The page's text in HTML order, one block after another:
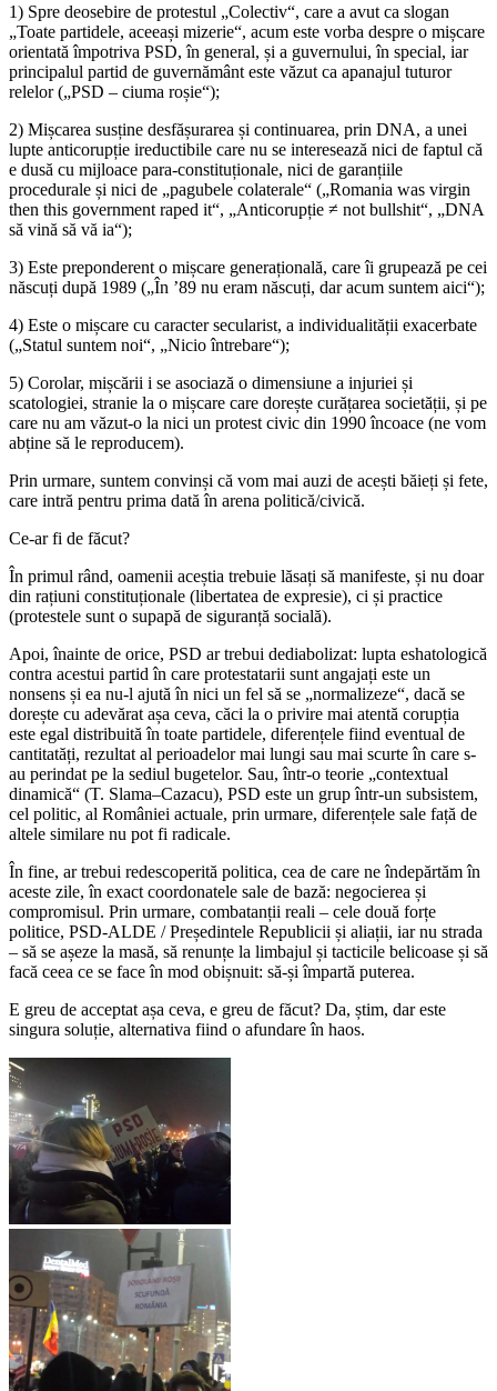
1) Spre deosebire de protestul „Colectiv“, care a avut ca slogan
„Toate partidele, aceeași mizerie“, acum este vorba despre o mișcare
orientată împotriva PSD, în general, și a guvernului, în special, iar
principalul partid de guvernământ este văzut ca apanajul tuturor
relelor („PSD – ciuma roșie“);
2) Mișcarea susține desfășurarea și continuarea, prin DNA, a unei
lupte anticorupție ireductibile care nu se interesează nici de faptul că
e dusă cu mijloace para-constituționale, nici de garanțiile
procedurale și nici de „pagubele colaterale“ („Romania was virgin
then this government raped it“, „Anticorupție ≠ not bullshit“, „DNA
să vină să vă ia“);
3) Este preponderent o mișcare generațională, care îi grupează pe cei
născuți după 1989 („În ’89 nu eram născuți, dar acum suntem aici“);
4) Este o mișcare cu caracter secularist, a individualității exacerbate
(„Statul suntem noi“, „Nicio întrebare“);
5) Corolar, mișcării i se asociază o dimensiune a injuriei și
scatologiei, stranie la o mișcare care dorește curățarea societății, și pe
care nu am văzut-o la nici un protest civic din 1990 încoace (ne vom
abține să le reproducem).
Prin urmare, suntem convinși că vom mai auzi de acești băieți și fete,
care intră pentru prima dată în arena politică/civică.
Ce-ar fi de făcut?
În primul rând, oamenii aceștia trebuie lăsați să manifeste, și nu doar
din rațiuni constituționale (libertatea de expresie), ci și practice
(protestele sunt o supapă de siguranță socială).
Apoi, înainte de orice, PSD ar trebui dediabolizat: lupta eshatologică
contra acestui partid în care protestatarii sunt angajați este un
nonsens și ea nu-l ajută în nici un fel să se „normalizeze“, dacă se
dorește cu adevărat așa ceva, căci la o privire mai atentă corupția
este egal distribuită în toate partidele, diferențele fiind eventual de
cantitatăți, rezultat al perioadelor mai lungi sau mai scurte în care s-
au perindat pe la sediul bugetelor. Sau, într-o teorie „contextual
dinamică“ (T. Slama–Cazacu), PSD este un grup într-un subsistem,
cel politic, al României actuale, prin urmare, diferențele sale față de
altele similare nu pot fi radicale.
În fine, ar trebui redescoperită politica, cea de care ne îndepărtăm în
aceste zile, în exact coordonatele sale de bază: negocierea și
compromisul. Prin urmare, combatanții reali – cele două forțe
politice, PSD-ALDE / Președintele Republicii și aliații, iar nu strada
– să se așeze la masă, să renunțe la limbajul și tacticile belicoase și să
facă ceea ce se face în mod obișnuit: să-și împartă puterea.
E greu de acceptat așa ceva, e greu de făcut? Da, știm, dar este
singura soluție, alternativa fiind o afundare în haos.